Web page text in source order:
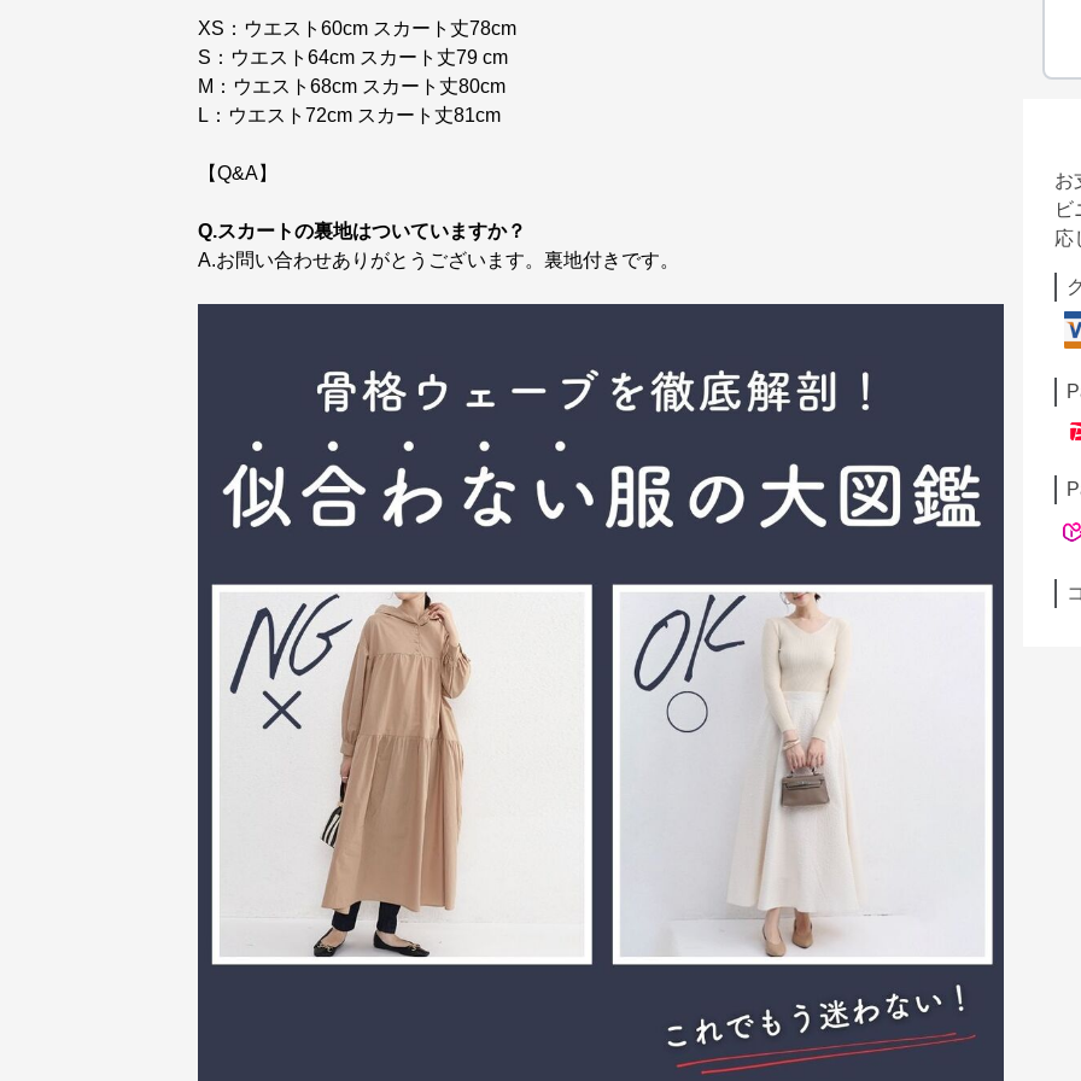
XS：ウエスト60cm スカート丈78cm
S：ウエスト64cm スカート丈79 cm
M：ウエスト68cm スカート丈80cm
L：ウエスト72cm スカート丈81cm
【Q&A】
Q.スカートの裏地はついていますか？
A.お問い合わせありがとうございます。裏地付きです。
お
ビ
応